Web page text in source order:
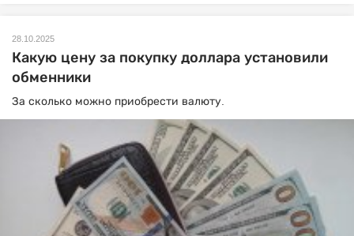
28.10.2025
Какую цену за покупку доллара установили
обменники
За сколько можно приобрести валюту.